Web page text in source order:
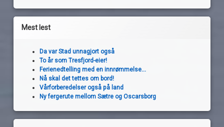
Mest lest
Da var Stad unnagjort også
To år som Tresfjord-eier!
Ferienedtelling med en innrømmelse...
Nå skal det tettes om bord!
Vårforberedelser også på land
Ny fergerute mellom Sætre og Oscarsborg